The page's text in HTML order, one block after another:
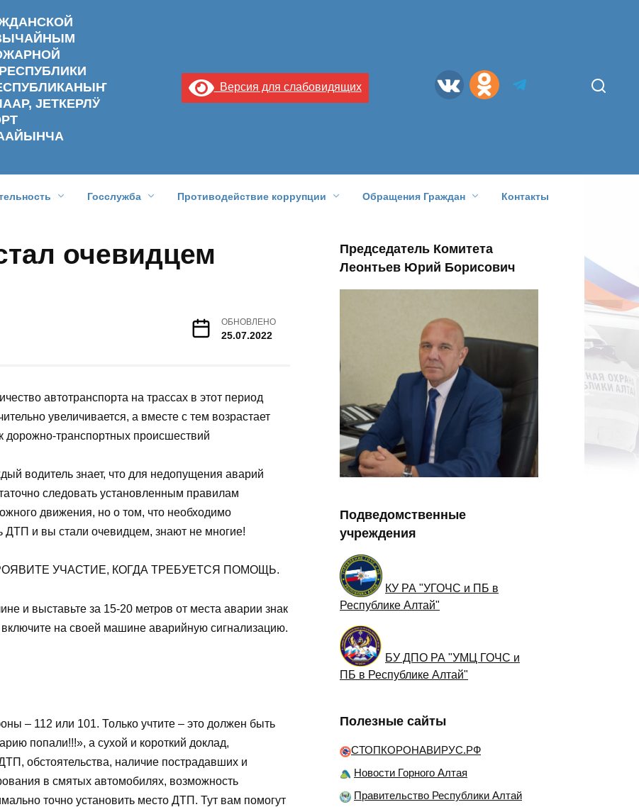
ЈЕТКЕРЛӰ
Версия для слабовидящих
Госслужба Противодействие коррупции Обращения Граждан Контакты
очевидцем
ОБНОВЛЕНО
25.07.2022
автотранспорта на трассах в этот период
увеличивается, а вместе с тем возрастает
дорожно-транспортных происшествий
водитель знает, что для недопущения аварий
следовать установленным правилам
движения, но о том, что необходимо
ДТП и вы стали очевидцем, знают не многие!
УЧАСТИЕ, КОГДА ТРЕБУЕТСЯ ПОМОЩЬ.
и выставьте за 15-20 метров от места аварии знак
на своей машине аварийную сигнализацию.
– 112 или 101. Только учтите – это должен быть
попали!!!», а сухой и короткий доклад,
обстоятельства, наличие пострадавших и
в смятых автомобилях, возможность
точно установить место ДТП. Тут вам помогут
Председатель Комитета
Леонтьев Юрий Борисович
Подведомственные
учреждения
КУ РА "УГОЧС и ПБ в
Республике Алтай"
БУ ДПО РА "УМЦ ГОЧС и
ПБ в Республике Алтай"
Полезные сайты
СТОПКОРОНАВИРУС.РФ
Новости Горного Алтая
Правительство Республики Алтай